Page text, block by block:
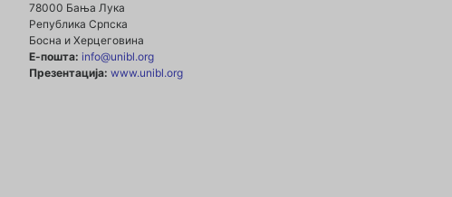
78000 Бања Лука
Република Српска
Босна и Херцеговина
Е-пошта: info@unibl.org
Презентација: www.unibl.org